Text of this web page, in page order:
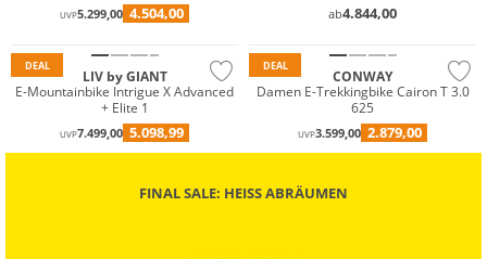
UVP5.299,00 4.504,00 ab4.844,00
DEAL
LIV by GIANT
E-Mountainbike Intrigue X Advanced
+ Elite 1
UVP7.499,00 5.098,99
DEAL
CONWAY
Damen E-Trekkingbike Cairon T 3.0
625
UVP3.599,00 2.879,00
FINAL SALE: HEISS ABRÄUMEN